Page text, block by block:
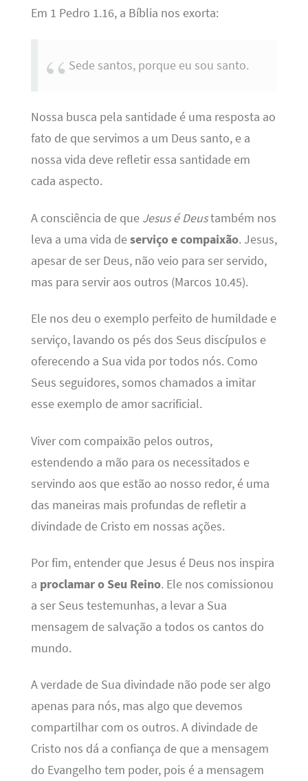
Em 1 Pedro 1.16, a Bíblia nos exorta:
Sede santos, porque eu sou santo.
Nossa busca pela santidade é uma resposta ao
fato de que servimos a um Deus santo, e a
nossa vida deve refletir essa santidade em
cada aspecto.
A consciência de que Jesus é Deustambém nos
leva a uma vida deserviço e compaixão. Jesus,
apesar de ser Deus, não veio para ser servido,
mas para servir aos outros (Marcos 10.45).
Ele nos deu o exemplo perfeito de humildade e
serviço, lavando os pés dos Seus discípulos e
oferecendo a Sua vida por todos nós. Como
Seus seguidores, somos chamados a imitar
esse exemplo de amor sacrificial.
Viver com compaixão pelos outros,
estendendo a mão para os necessitados e
servindo aos que estão ao nosso redor, é uma
das maneiras mais profundas de refletir a
divindade de Cristo em nossas ações.
Por fim, entender que Jesus é Deus nos inspira
a proclamar o Seu Reino. Ele nos comissionou
a ser Seus testemunhas, a levar a Sua
mensagem de salvação a todos os cantos do
mundo.
A verdade de Sua divindade não pode ser algo
apenas para nós, mas algo que devemos
compartilhar com os outros. A divindade de
Cristo nos dá a confiança de que a mensagem
do Evangelho tem poder, pois é a mensagem